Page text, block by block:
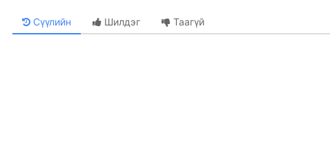
Сүүлийн Шилдэг Таагүй